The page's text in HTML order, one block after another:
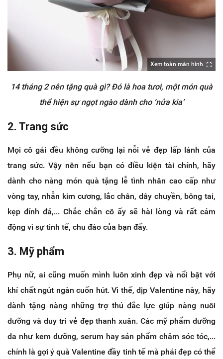
Xem toàn màn hình
14 tháng 2 nên tặng quà gì? Đó là hoa tươi, một món quà
thể hiện sự ngọt ngào dành cho ‘nửa kia’
2. Trang sức
Mọi cô gái đều không cưỡng lại nỗi vẻ đẹp lấp lánh của
trang sức. Vậy nên nếu bạn có điều kiện tài chính, hãy
dành cho nàng món quà tặng lễ tình nhân cao cấp như
vòng tay, nhẫn kim cương, lắc chân, dây chuyền, bông tai,
kẹp đính đá,... Chắc chắn cô ấy sẽ hài lòng và rất cảm
động vì sự tinh tế, chu đáo của bạn đấy.
3. Mỹ phẩm
Phụ nữ, ai cũng muốn mình luôn xinh đẹp và nổi bật với
khí chất ngút ngàn cuốn hút. Vì thế, dịp Valentine này, hãy
dành tặng nàng những trợ thủ đắc lực giúp nàng nuôi
dưỡng và duy trì vẻ đẹp thanh xuân. Các mỹ phẩm dưỡng
da như kem dưỡng, serum hay sản phẩm chăm sóc tóc,...
chính là gợi ý quà Valentine đầy tinh tế mà phái đẹp có thể